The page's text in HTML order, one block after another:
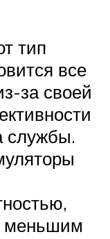
тип
все
за своей
службы.
меньшим